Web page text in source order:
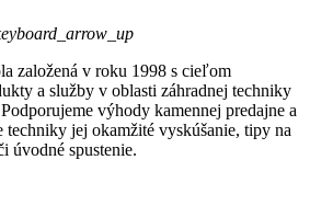
založená v roku 1998 s cieľom
a služby v oblasti záhradnej techniky
výhody kamennej predajne a
techniky jej okamžité vyskúšanie, tipy na
úvodné spustenie.